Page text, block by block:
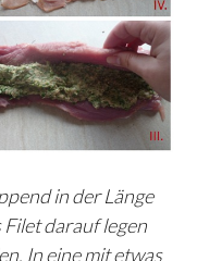
in der Länge
Filet darauf legen
In eine mit etwas